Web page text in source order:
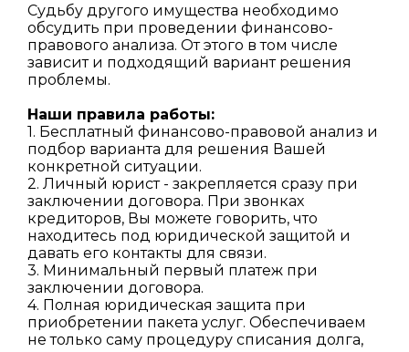
Судьбу другого имущества необходимо
обсудить при проведении финансово-
правового анализа. От этого в том числе
зависит и подходящий вариант решения
проблемы.
Наши правила работы:
1. Бесплатный финансово-правовой анализ и
подбор варианта для решения Вашей
конкретной ситуации.
2. Личный юрист - закрепляется сразу при
заключении договора. При звонках
кредиторов, Вы можете говорить, что
находитесь под юридической защитой и
давать его контакты для связи.
3. Минимальный первый платеж при
заключении договора.
4. Полная юридическая защита при
приобретении пакета услуг. Обеспечиваем
не только саму процедуру списания долга,